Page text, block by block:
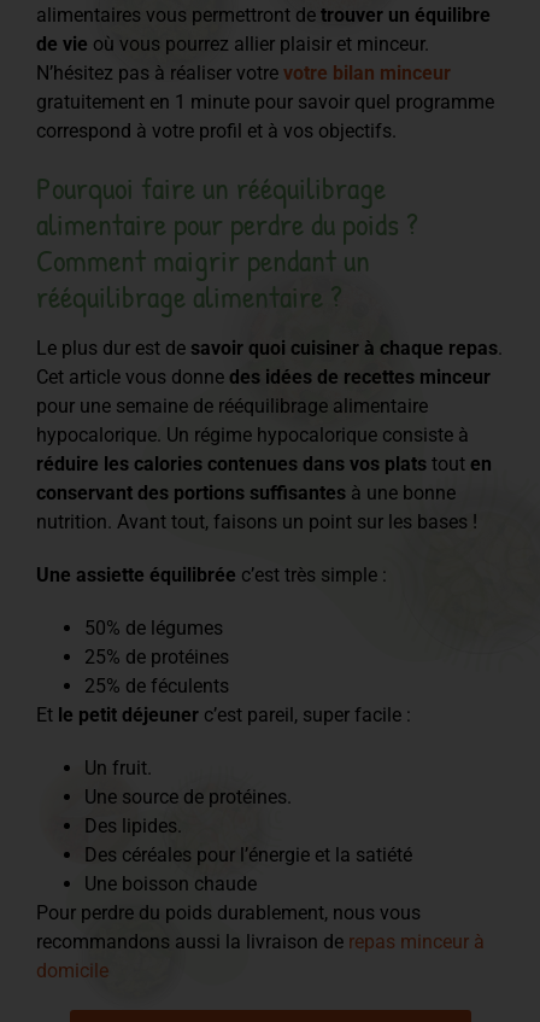
alimentaires vous permettront de trouver un équilibre
de vie où vous pourrez allier plaisir et minceur.
N’hésitez pas à réaliser votre votre bilan minceur
gratuitement en 1 minute pour savoir quel programme
correspond à votre profil et à vos objectifs.
Pourquoi faire un rééquilibrage
alimentaire pour perdre du poids ?
Comment maigrir pendant un
rééquilibrage alimentaire ?
Le plus dur est de savoir quoi cuisiner à chaque repas.
Cet article vous donne des idées de recettes minceur
pour une semaine de rééquilibrage alimentaire
hypocalorique. Un régime hypocalorique consiste à
réduire les calories contenues dans vos plats tout en
conservant des portions suffisantes à une bonne
nutrition. Avant tout, faisons un point sur les bases !
Une assiette équilibrée c’est très simple :
50% de légumes
25% de protéines
25% de féculents
Et le petit déjeuner c’est pareil, super facile :
Un fruit.
Une source de protéines.
Des lipides.
Des céréales pour l’énergie et la satiété
Une boisson chaude
Pour perdre du poids durablement, nous vous
recommandons aussi la livraison de repas minceur à
domicile